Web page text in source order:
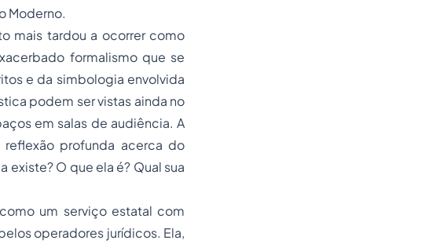
Moderno.
mais tardou a ocorrer como
formalismo que se
e da simbologia envolvida
podem ser vistas ainda no
em salas de audiência. A
profunda acerca do
existe? O que ela é? Qual sua
um serviço estatal com
operadores jurídicos. Ela,